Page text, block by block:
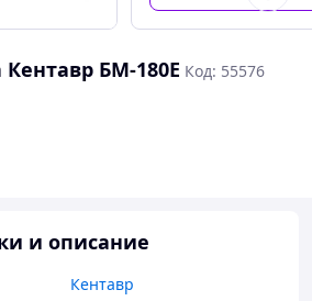
БМ-180Е Код: 55576
и описание
Кентавр